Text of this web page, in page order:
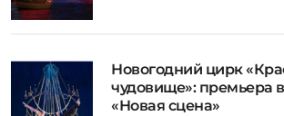
Новогодний цирк
чудовище»: премьера
«Новая сцена»